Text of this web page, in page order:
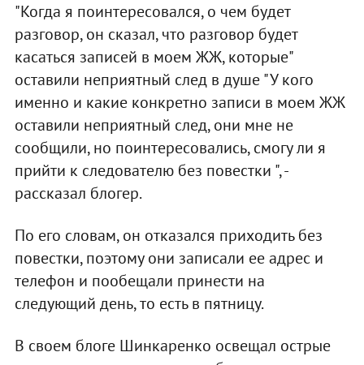
"Когда я поинтересовался, о чем будет
разговор, он сказал, что разговор будет
касаться записей в моем ЖЖ, которые"
оставили неприятный след в душе "У кого
именно и какие конкретно записи в моем ЖЖ
оставили неприятный след, они мне не
сообщили, но поинтересовались, смогу ли я
прийти к следователю без повестки ", -
рассказал блогер.
По его словам, он отказался приходить без
повестки, поэтому они записали ее адрес и
телефон и пообещали принести на
следующий день, то есть в пятницу.
В своем блоге Шинкаренко освещал острые